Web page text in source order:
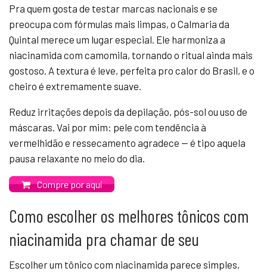
Pra quem gosta de testar marcas nacionais e se
preocupa com fórmulas mais limpas, o Calmaria da
Quintal merece um lugar especial. Ele harmoniza a
niacinamida com camomila, tornando o ritual ainda mais
gostoso. A textura é leve, perfeita pro calor do Brasil, e o
cheiro é extremamente suave.
Reduz irritações depois da depilação, pós-sol ou uso de
máscaras. Vai por mim: pele com tendência à
vermelhidão e ressecamento agradece — é tipo aquela
pausa relaxante no meio do dia.
Compre por aqui
Como escolher os melhores tônicos com
niacinamida pra chamar de seu
Escolher um tônico com niacinamida parece simples,